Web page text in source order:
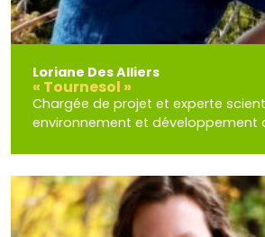
Loriane Des Alliers
« Tournesol »
Chargée de projet et experte
environnement et développement